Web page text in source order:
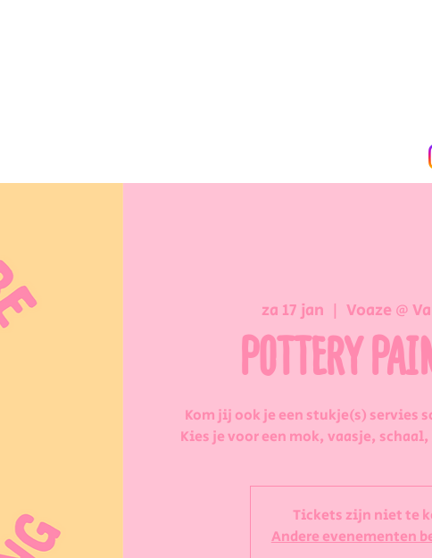
za 17 jan
  |
Voaze @
POTTERY
Kom jij ook je een stukje(s) servies
Kies je voor een mok, vaasje,
Tickets zijn niet te
Andere evenementen